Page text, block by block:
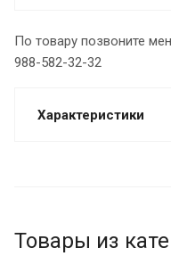
По товару позвоните
988-582-32-32
Характеристики
Товары из